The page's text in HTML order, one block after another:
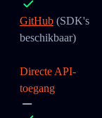
GitHub (SDK's
beschikbaar)
Directe API-
toegang